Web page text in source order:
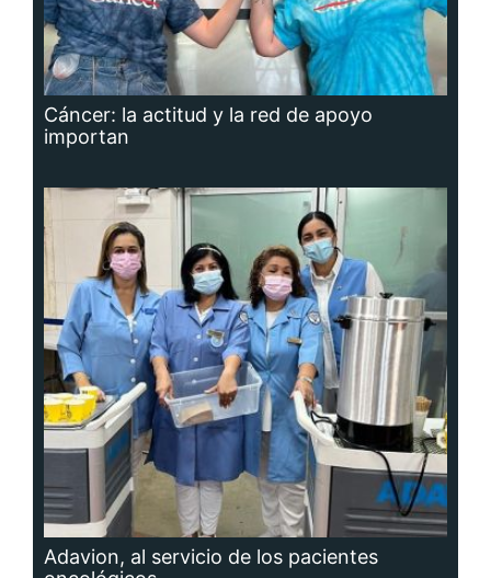
Cáncer: la actitud y la red de apoyo
importan
Adavion, al servicio de los pacientes